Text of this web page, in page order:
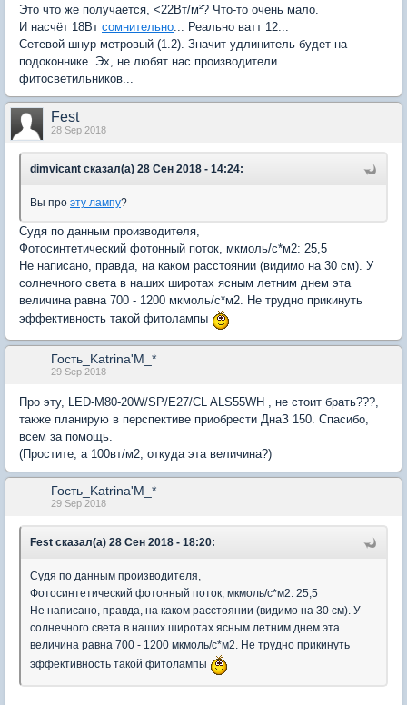
Это что же получается, <22Вт/м²? Что-то очень мало.
И насчёт 18Вт сомнительно... Реально ватт 12...
Сетевой шнур метровый (1.2). Значит удлинитель будет на
подоконнике. Эх, не любят нас производители
фитосветильников...
Fest
28 Sep 2018
dimvicant сказал(а) 28 Сен 2018 - 14:24:
Вы про эту лампу?
Судя по данным производителя,
Фотосинтетический фотонный поток, мкмоль/c*м2: 25,5
Не написано, правда, на каком расстоянии (видимо на 30 см). У
солнечного света в наших широтах ясным летним днем эта
величина равна 700 - 1200 мкмоль/c*м2. Не трудно прикинуть
эффективность такой фитолампы
Гость_Katrina'M_*
29 Sep 2018
Про эту, LED-M80-20W/SP/E27/CL ALS55WH , не стоит брать???,
также планирую в перспективе приобрести ДнаЗ 150. Спасибо,
всем за помощь.
(Простите, а 100вт/м2, откуда эта величина?)
Гость_Katrina'M_*
29 Sep 2018
Fest сказал(а) 28 Сен 2018 - 18:20:
Судя по данным производителя,
Фотосинтетический фотонный поток, мкмоль/c*м2: 25,5
Не написано, правда, на каком расстоянии (видимо на 30 см). У
солнечного света в наших широтах ясным летним днем эта
величина равна 700 - 1200 мкмоль/c*м2. Не трудно прикинуть
эффективность такой фитолампы